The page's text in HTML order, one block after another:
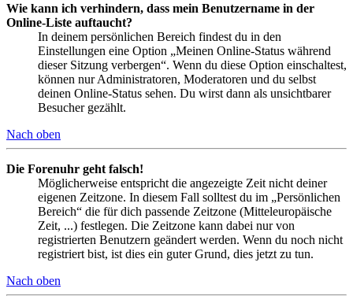
Wie kann ich verhindern, dass mein Benutzername in der
Online-Liste auftaucht?
In deinem persönlichen Bereich findest du in den
Einstellungen eine Option „Meinen Online-Status während
dieser Sitzung verbergen“. Wenn du diese Option einschaltest,
können nur Administratoren, Moderatoren und du selbst
deinen Online-Status sehen. Du wirst dann als unsichtbarer
Besucher gezählt.
Nach oben
Die Forenuhr geht falsch!
Möglicherweise entspricht die angezeigte Zeit nicht deiner
eigenen Zeitzone. In diesem Fall solltest du im „Persönlichen
Bereich“ die für dich passende Zeitzone (Mitteleuropäische
Zeit, ...) festlegen. Die Zeitzone kann dabei nur von
registrierten Benutzern geändert werden. Wenn du noch nicht
registriert bist, ist dies ein guter Grund, dies jetzt zu tun.
Nach oben